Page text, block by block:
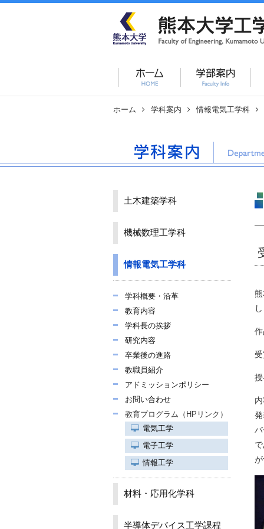
ホーム 学科案内 情報電気工学科
土木建築学科
機械数理工学科
情報電気工学科
学科概要・沿革
教育内容
学科長の挨拶
研究内容
卒業後の進路
教職員紹介
アドミッションポリシー
お問い合わせ
教育プログラム（HPリンク）
電気工学
電子工学
情報工学
材料・応用化学科
半導体デバイス工学課程